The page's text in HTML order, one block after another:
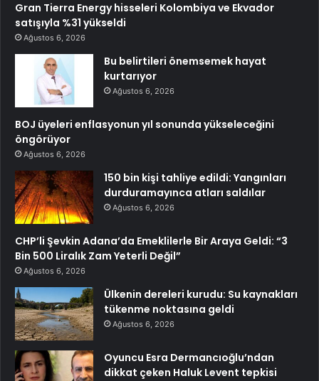
Gran Tierra Energy hisseleri Kolombiya ve Ekvador
satışıyla %31 yükseldi
Ağustos 6, 2026
Bu belirtileri önemsemek hayat
kurtarıyor
Ağustos 6, 2026
BOJ üyeleri enflasyonun yıl sonunda yükseleceğini
öngörüyor
Ağustos 6, 2026
150 bin kişi tahliye edildi: Yangınları
durduramayınca atları saldılar
Ağustos 6, 2026
CHP’li Şevkin Adana’da Emeklilerle Bir Araya Geldi: “3
Bin 500 Liralık Zam Yeterli Değil”
Ağustos 6, 2026
Ülkenin dereleri kurudu: Su kaynakları
tükenme noktasına geldi
Ağustos 6, 2026
Oyuncu Esra Dermancıoğlu’ndan
dikkat çeken Haluk Levent tepkisi